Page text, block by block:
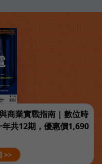
商業實戰指南 | 數位時
共12期，優惠價1,690
>>